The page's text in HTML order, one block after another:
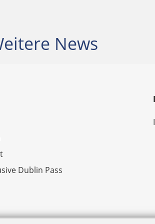
News
Dublin Pass
2026 by Irland.com